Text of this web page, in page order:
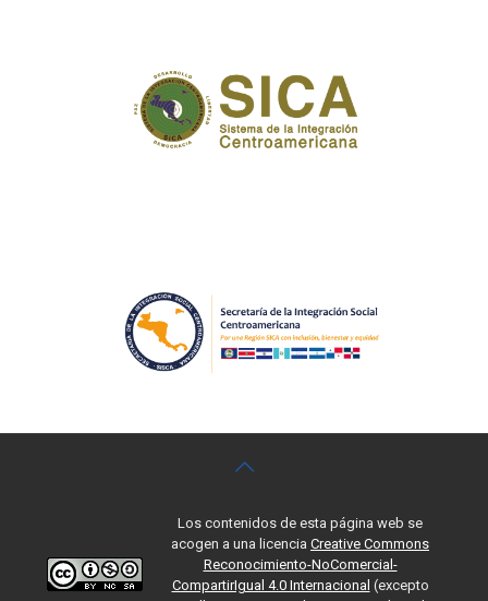
Los contenidos de esta página web se
acogen a una licencia Creative Commons
Reconocimiento-NoComercial-
CompartirIgual 4.0 Internacional (excepto